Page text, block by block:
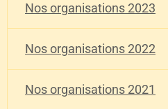
Nos organisations 2023
Nos organisations 2022
Nos organisations 2021